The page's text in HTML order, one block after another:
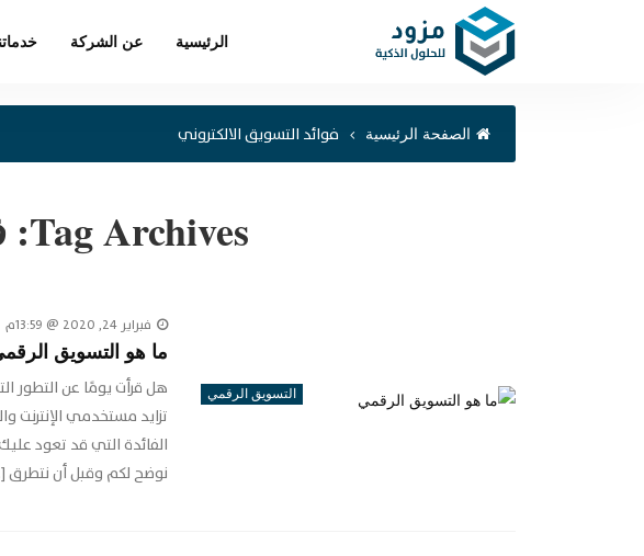
الرئيسية عن الشركة
الصفحة الرئيسية فوائد التسويق الالكتروني
Tag Archives:
التسويق الرقمي
فبراير 24, 2020 @ 13:59م
ما هو التسويق
هل قرأت يومًا عن
تزايد مستخدمي الإنترنت
الفائدة التي قد تعود
نوضح لكم وقبل أن نتطرق